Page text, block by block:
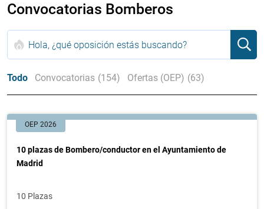
Convocatorias Bomberos
Todo Convocatorias (154) Ofertas (OEP) (63)
OEP 2026
10 plazas de Bombero/conductor en el Ayuntamiento de
Madrid
10 Plazas